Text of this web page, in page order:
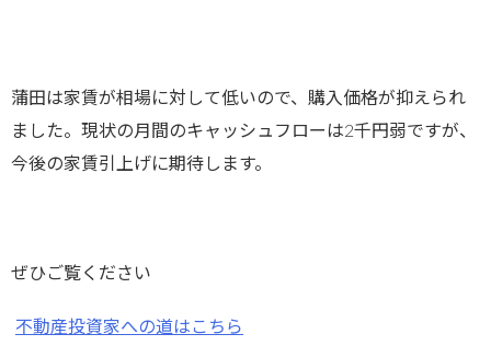
蒲田は家賃が相場に対して低いので、購入価格が抑えられ
ました。現状の月間のキャッシュフローは2千円弱ですが、
今後の家賃引上げに期待します。
ぜひご覧ください
不動産投資家への道はこちら